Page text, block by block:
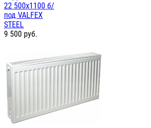
22 500х1100 б/
под VALFEX
STEEL
9 500 руб.